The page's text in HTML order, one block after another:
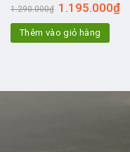
1.290.000₫ 1.195.000₫
Thêm vào giỏ hàng